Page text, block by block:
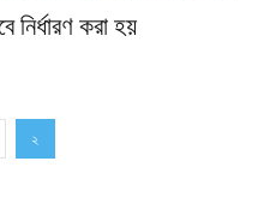
নির্ধারণ করা হয়
২